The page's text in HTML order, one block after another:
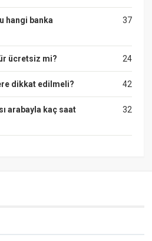
37
hangi banka
24
ücretsiz mi?
42
dikkat edilmeli?
32
arabayla kaç saat